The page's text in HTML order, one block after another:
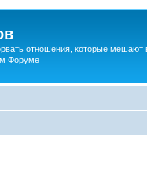
отношения, которые
Форуме